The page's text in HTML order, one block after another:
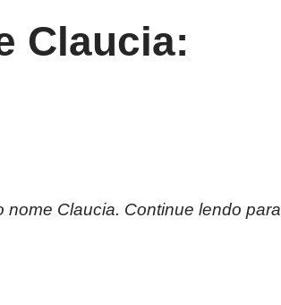
Claucia:
Claucia. Continue lendo para